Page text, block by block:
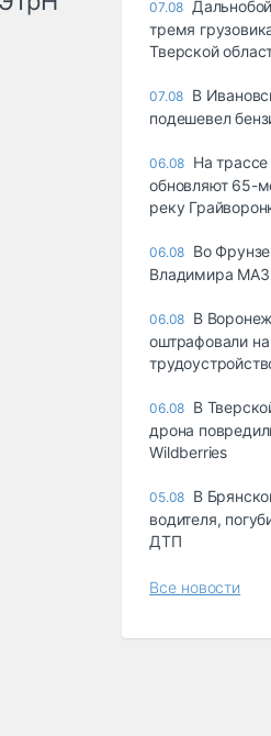
07.08
тремя
Тверской
07.08 В
подешевел
06.08 На
обновляют 65-
реку
06.08 Во
Владимира МАЗ
06.08 В
оштрафовали
06.08 В
дрона
Wildberries
05.08 В
водителя,
ДТП
Все новости